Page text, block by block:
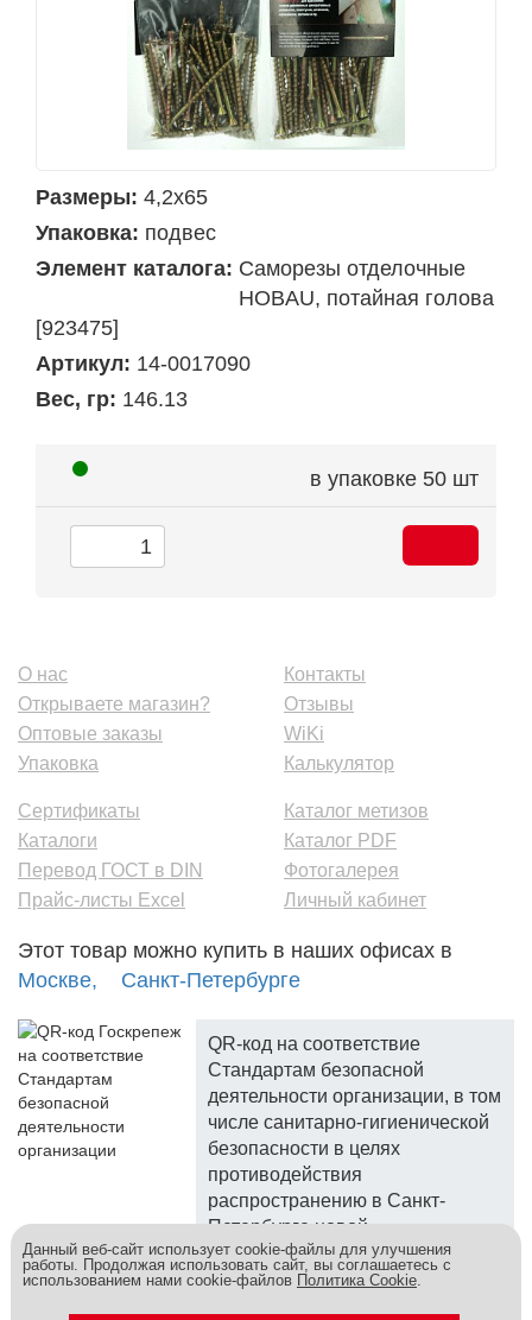
Размеры: 4,2х65
Упаковка: подвес
Элемент каталога: Саморезы отделочные
HOBAU, потайная голова
[923475]
Артикул: 14-0017090
Вес, гр: 146.13
в упаковке 50 шт
О нас
Открываете магазин?
Оптовые заказы
Упаковка
Контакты
Отзывы
WiKi
Калькулятор
Сертификаты
Каталоги
Перевод ГОСТ в DIN
Прайс-листы Excel
Каталог метизов
Каталог PDF
Фотогалерея
Личный кабинет
Этот товар можно купить в наших офисах в
Москве,
Санкт-Петербурге
QR-код на соответствие
Стандартам безопасной
деятельности организации, в том
числе санитарно-гигиенической
безопасности в целях
противодействия
распространению в Санкт-
Петербурге новой
коронавирусной инфекции.
Данный веб-сайт использует cookie-файлы для улучшения
работы. Продолжая использовать сайт, вы соглашаетесь с
использованием нами cookie-файлов Политика Cookie.